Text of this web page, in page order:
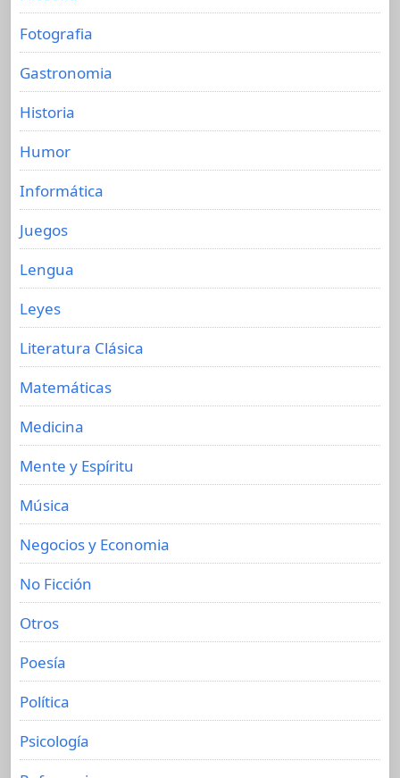
Fotografia
Gastronomia
Historia
Humor
Informática
Juegos
Lengua
Leyes
Literatura Clásica
Matemáticas
Medicina
Mente y Espíritu
Música
Negocios y Economia
No Ficción
Otros
Poesía
Política
Psicología